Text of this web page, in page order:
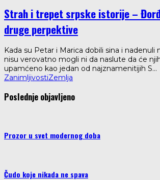
Strah i trepet srpske istorije –
druge perpektive
Kada su Petar i Marica dobili sina i
nisu verovatno mogli ni da naslute da će
upamćeno kao jedan od najznamenitijih S...
ZanimljivostiZemlja
Poslednje objavljeno
Prozor u svet modernog doba
Čudo koje nikada ne spava